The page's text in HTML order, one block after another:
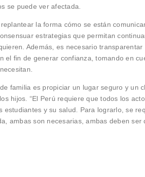
se puede ver afectada.
la forma cómo se están
estrategias que permitan
Además, es necesario transparentar
el fin de generar confianza, tomando en
familia es propiciar un lugar seguro y un
hijos. “El Perú requiere que todos los
y su salud. Para lograrlo, se
ambas son necesarias, ambas deben ser